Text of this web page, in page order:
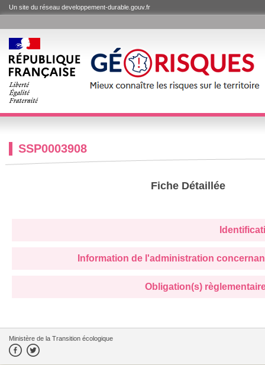
Un site du réseau developpement-durable.gouv.fr
SSP0003908
Fiche Détaillée
Information de l'administration
Obligation(s)
Ministère de la Transition écologique